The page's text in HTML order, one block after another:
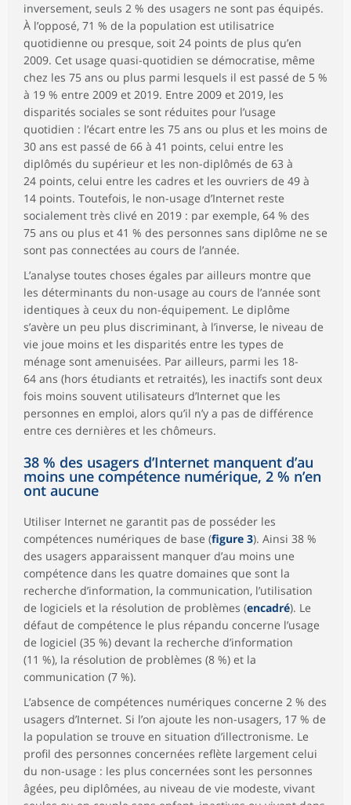
inversement, seuls 2 % des usagers ne sont pas équipés.
À l’opposé, 71 % de la population est utilisatrice
quotidienne ou presque, soit 24 points de plus qu’en
2009. Cet usage quasi-quotidien se démocratise, même
chez les 75 ans ou plus parmi lesquels il est passé de 5 %
à 19 % entre 2009 et 2019. Entre 2009 et 2019, les
disparités sociales se sont réduites pour l’usage
quotidien : l’écart entre les 75 ans ou plus et les moins de
30 ans est passé de 66 à 41 points, celui entre les
diplômés du supérieur et les non-diplômés de 63 à
24 points, celui entre les cadres et les ouvriers de 49 à
14 points. Toutefois, le non-usage d’Internet reste
socialement très clivé en 2019 : par exemple, 64 % des
75 ans ou plus et 41 % des personnes sans diplôme ne se
sont pas connectées au cours de l’année.
L’analyse toutes choses égales par ailleurs montre que
les déterminants du non-usage au cours de l’année sont
identiques à ceux du non-équipement. Le diplôme
s’avère un peu plus discriminant, à l’inverse, le niveau de
vie joue moins et les disparités entre les types de
ménage sont amenuisées. Par ailleurs, parmi les 18-
64 ans (hors étudiants et retraités), les inactifs sont deux
fois moins souvent utilisateurs d’Internet que les
personnes en emploi, alors qu’il n’y a pas de différence
entre ces dernières et les chômeurs.
38 % des usagers d’Internet manquent d’au
moins une compétence numérique, 2 % n’en
ont aucune
Utiliser Internet ne garantit pas de posséder les
compétences numériques de base (figure 3). Ainsi 38 %
des usagers apparaissent manquer d’au moins une
compétence dans les quatre domaines que sont la
recherche d’information, la communication, l’utilisation
de logiciels et la résolution de problèmes (encadré). Le
défaut de compétence le plus répandu concerne l’usage
de logiciel (35 %) devant la recherche d’information
(11 %), la résolution de problèmes (8 %) et la
communication (7 %).
L’absence de compétences numériques concerne 2 % des
usagers d’Internet. Si l’on ajoute les non-usagers, 17 % de
la population se trouve en situation d’illectronisme. Le
profil des personnes concernées reflète largement celui
du non-usage : les plus concernées sont les personnes
âgées, peu diplômées, au niveau de vie modeste, vivant